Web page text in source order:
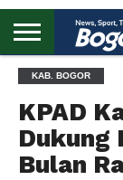
BOGOR
REGIONAL
NASIONAL
PENDIDIKAN
WISATA
OLAHRAGA
LAPORAN
PROFIL
KAB. BOGOR
KPAD
Dukung
Bulan